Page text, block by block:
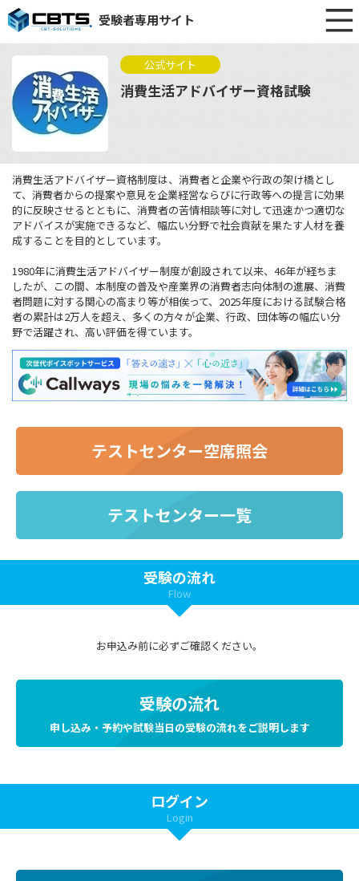
受験者専用サイト
公式サイト
消費生活アドバイザー資格試験
消費生活アドバイザー資格制度は、消費者と企業や行政の架け橋とし
て、消費者からの提案や意見を企業経営ならびに行政等への提言に効果
的に反映させるとともに、消費者の苦情相談等に対して迅速かつ適切な
アドバイスが実施できるなど、幅広い分野で社会貢献を果たす人材を養
成することを目的としています。
1980年に消費生活アドバイザー制度が創設されて以来、46年が経ちま
したが、この間、本制度の普及や産業界の消費者志向体制の進展、消費
者問題に対する関心の高まり等が相俟って、2025年度における試験合格
者の累計は2万人を超え、多くの方々が企業、行政、団体等の幅広い分
野で活躍され、高い評価を得ています。
テストセンター空席照会
テストセンター一覧
受験の流れ
Flow
お申込み前に必ずご確認ください。
受験の流れ
申し込み・予約や試験当日の受験の流れをご説明します
ログイン
Login